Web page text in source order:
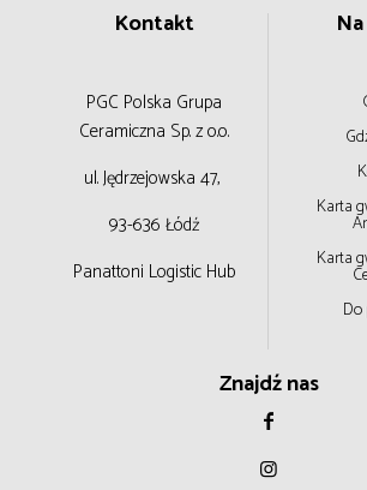
Kontakt
PGC Polska Grupa
Ceramiczna Sp. z o.o.
ul. Jędrzejowska 47,
93-636 Łódź
Panattoni Logistic Hub
Karta
Karta
Znajdź nas